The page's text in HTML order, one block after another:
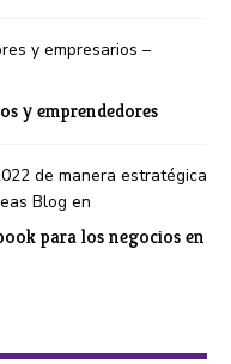
y empresarios –
y emprendedores
de manera estratégica
Blog en
para los negocios en